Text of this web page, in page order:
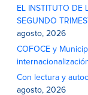
EL INSTITUTO DE
SEGUNDO
agosto, 2026
COFOCE y
Con lectura y
agosto, 2026